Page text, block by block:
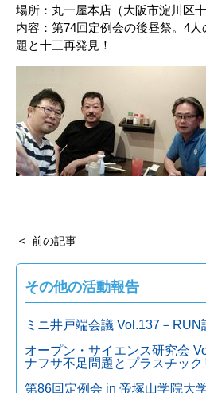
場所：丸一屋本店（大阪市淀川区
内容：第74回定例会の後昼祭。4
題と十三再発見！
＜ 前の記事
その他の活動報告
ミニ井戸端会議 Vol.137－
オープン・サイエンス研究会
ナフサ不足問題とプラスチッ
第86回定例会 in 帝塚山学院大